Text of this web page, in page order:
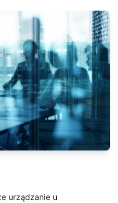
urządzanie u